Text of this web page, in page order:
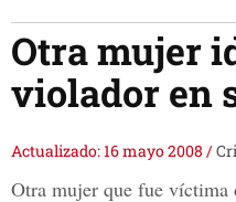
Otra mujer
violador en
Actualizado: 16 mayo 2008 /
Otra mujer que fue